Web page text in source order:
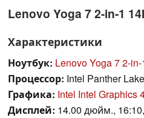
Lenovo Yoga 7 2-in-1
Характеристики
Ноутбук: Lenovo Yoga 7 2-
Процессор: Intel Panther
Графика: Intel Intel Graphics
Дисплей: 14.00 дюйм.,